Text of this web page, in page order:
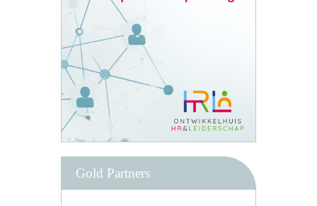
Gold Partners